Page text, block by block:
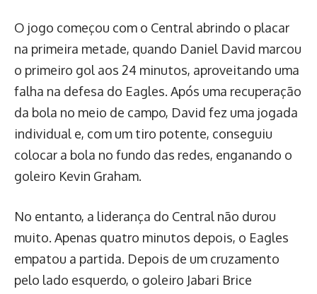
O jogo começou com o Central abrindo o placar
na primeira metade, quando Daniel David marcou
o primeiro gol aos 24 minutos, aproveitando uma
falha na defesa do Eagles. Após uma recuperação
da bola no meio de campo, David fez uma jogada
individual e, com um tiro potente, conseguiu
colocar a bola no fundo das redes, enganando o
goleiro Kevin Graham.
No entanto, a liderança do Central não durou
muito. Apenas quatro minutos depois, o Eagles
empatou a partida. Depois de um cruzamento
pelo lado esquerdo, o goleiro Jabari Brice